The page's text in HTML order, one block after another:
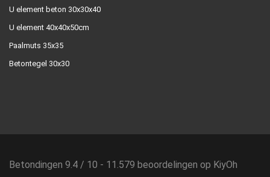
U element beton 30x30x40
U element 40x40x50cm
Paalmuts 35x35
Betontegel 30x30
Betondingen 9.4 / 10 - 11.579 beoordelingen op KiyOh